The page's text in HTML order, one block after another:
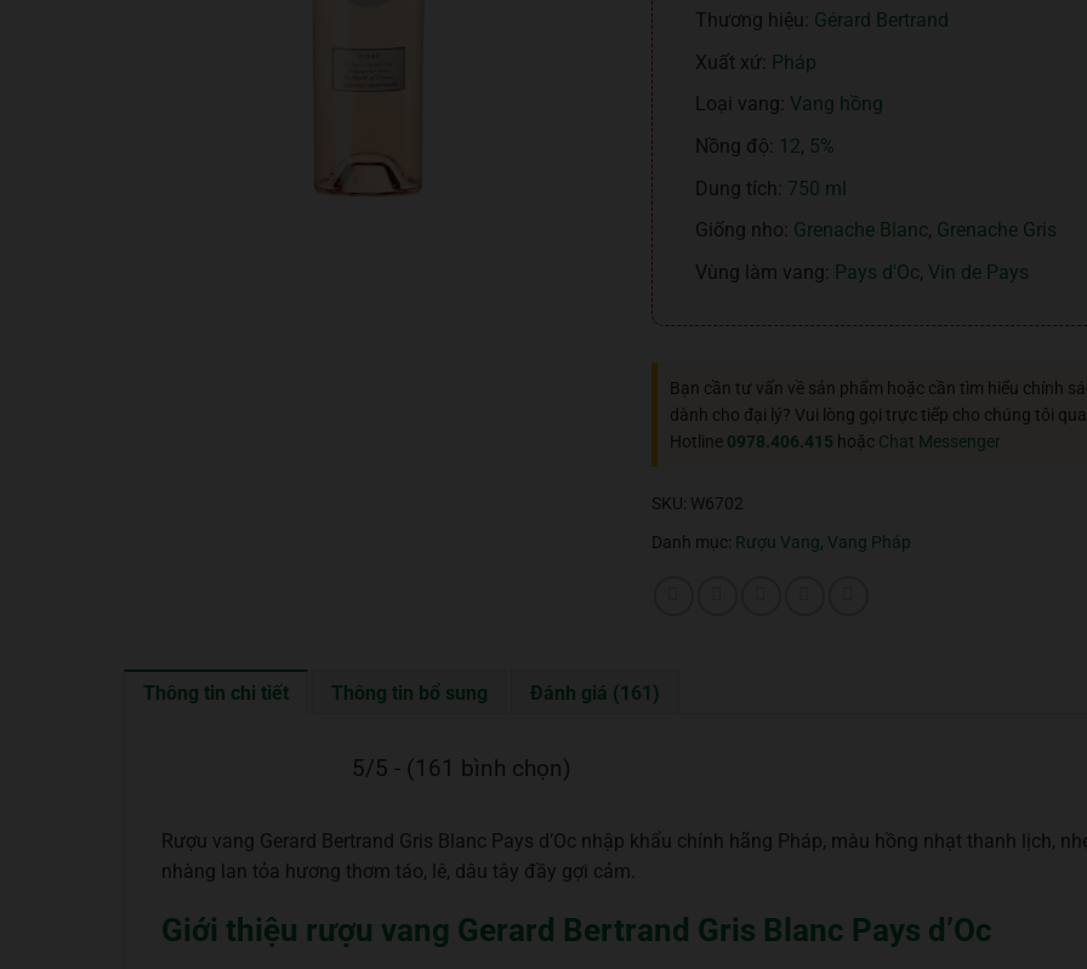
Thương hiệu: Gérard Bertrand
Xuất xứ: Pháp
Loại vang: Vang hồng
Nồng độ: 12, 5%
Dung tích: 750 ml
Giống nho: Grenache Blanc, Grenache Gris
Vùng làm vang: Pays d'Oc, Vin de Pays
Bạn cần tư vấn về sản phẩm hoặc cần tìm hiểu chính
dành cho đại lý? Vui lòng gọi trực tiếp cho chúng tôi qua
Hotline 0978.406.415 hoặc Chat Messenger
SKU: W6702
Danh mục: Rượu Vang, Vang Pháp
Thông tin chi tiết Thông tin bổ sung Đánh giá (161)
5/5 - (161 bình chọn)
Rượu vang Gerard Bertrand Gris Blanc Pays d’Oc nhập khẩu chính hãng Pháp, màu hồng nhạt thanh lịch,
nhàng lan tỏa hương thơm táo, lê, dâu tây đầy gợi cảm.
Giới thiệu rượu vang Gerard Bertrand Gris Blanc Pays d’Oc